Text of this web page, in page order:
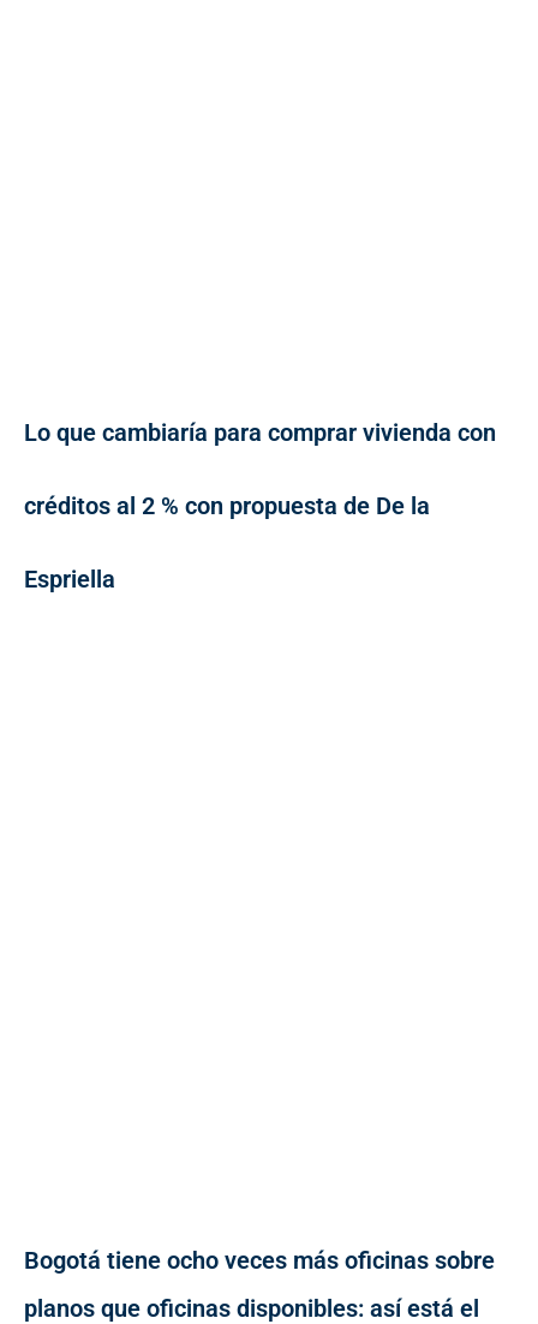
Lo que cambiaría para comprar vivienda con
créditos al 2 % con propuesta de De la
Espriella
Bogotá tiene ocho veces más oficinas sobre
planos que oficinas disponibles: así está el